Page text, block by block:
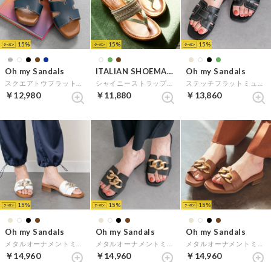
15
Oh my Sandals
￥12,980
15
ITALIAN SHOEMAKERS
￥11,880
15
Oh my Sandals
￥13,860
15
Oh my Sandals
￥14,960
15
Oh my Sandals
￥14,960
15
Oh my Sandals
￥14,960